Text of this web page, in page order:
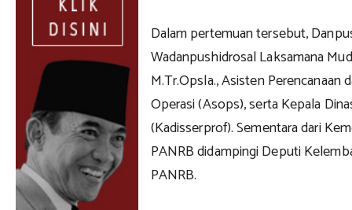
Dalam pertemuan tersebut,
Wadanpushidrosal Laksamana
M.Tr.Opsla., Asisten Perencanaan
Operasi (Asops), serta Kepala
(Kadisserprof). Sementara dari
PANRB didampingi Deputi
PANRB.